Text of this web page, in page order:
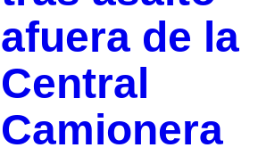
afuera de la
Central
Camionera